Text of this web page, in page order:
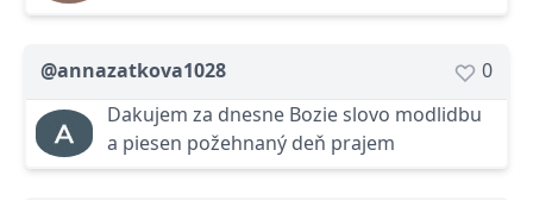
@annazatkova1028
0
Dakujem za dnesne Bozie slovo modlidbu
a piesen požehnaný deň prajem